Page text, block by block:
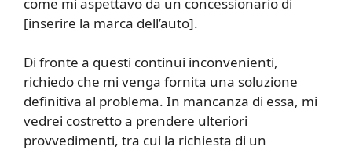
[inserire la marca dell’auto].
Di fronte a questi continui inconvenienti,
richiedo che mi venga fornita una soluzione
definitiva al problema. In mancanza di essa, mi
vedrei costretto a prendere ulteriori
provvedimenti, tra cui la richiesta di un